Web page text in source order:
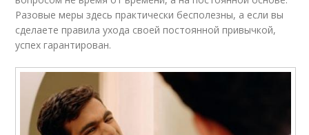
Разовые меры здесь практически бесполезны, а если вы
сделаете правила ухода своей постоянной привычкой,
успех гарантирован.